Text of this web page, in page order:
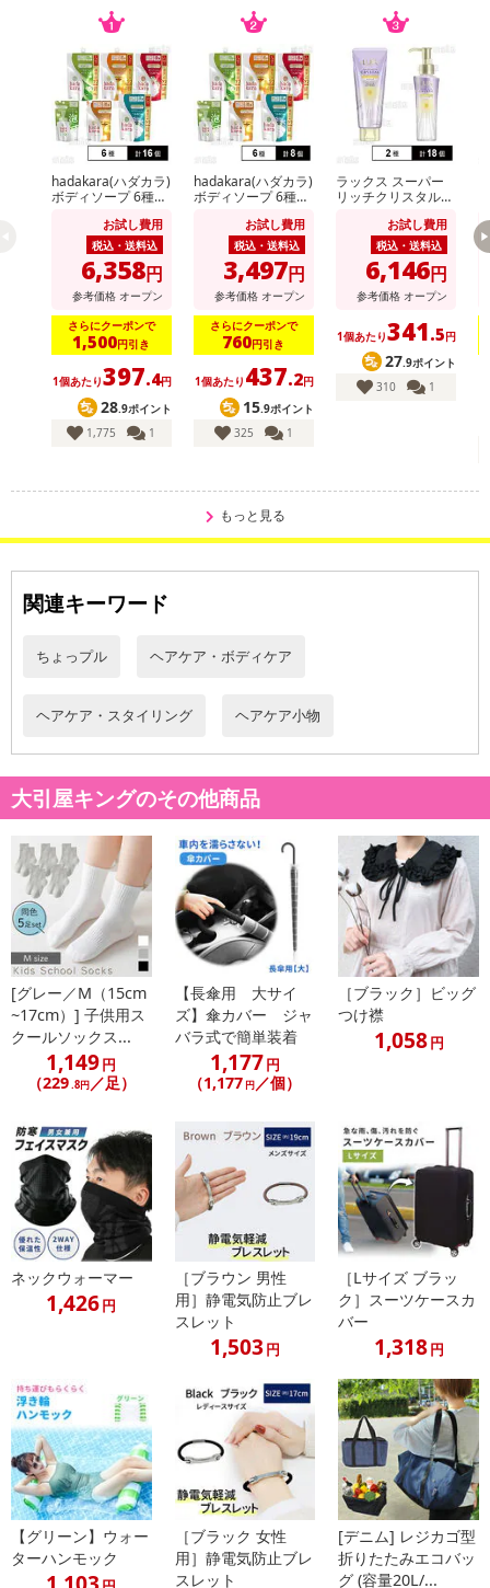
hadakara(ハダカラ)
ボディソープ 6種セ
お試し費用
税込・送料込
6,358円
参考価格 オープン
さらにクーポンで
1,500円引き
1個あたり397.4円
28.9ポイント
1,775
1
hadakara(ハダカラ)
ボディソープ 6種セ
お試し費用
税込・送料込
3,497円
参考価格 オープン
さらにクーポンで
760円引き
1個あたり 437.2円
15.9ポイント
325
1
ラックス スーパー
リッチクリスタル
ア ヘアパック 180g
/ オイル 90ml
お試し費用
税込・送料込
6,146円
参考価格 オープン
1個あたり341.5円
27.9ポイント
310
1
もっと見る
関連キーワード
ちょっプル ヘアケア・ボディケア
ヘアケア・スタイリング ヘアケア小物
大引屋キングのその他商品
[グレー／M（15cm
~17cm）] 子供用ス
クールソックス...
1,149円
（229 .8円／足）
【長傘用 大サイ
ズ】傘カバー ジャ
バラ式で簡単装着
1,177円
（1,177 円 ／個）
［ブラック］ビッグ
つけ襟
1,058円
ネックウォーマー
1,426円
［ブラウン 男性
用］静電気防止ブレ
スレット
1,503円
［Lサイズ ブラッ
ク］スーツケースカ
バー
1,318円
【グリーン】ウォー
ターハンモック
［ブラック 女性
用］静電気防止ブレ
スレット
[デニム] レジカゴ型
折りたたみエコバッ
グ (容量20L/...